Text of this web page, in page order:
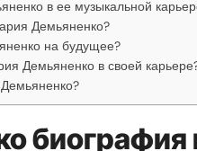
в ее музыкальной
Демьяненко?
на будущее?
Демьяненко в своей
биография